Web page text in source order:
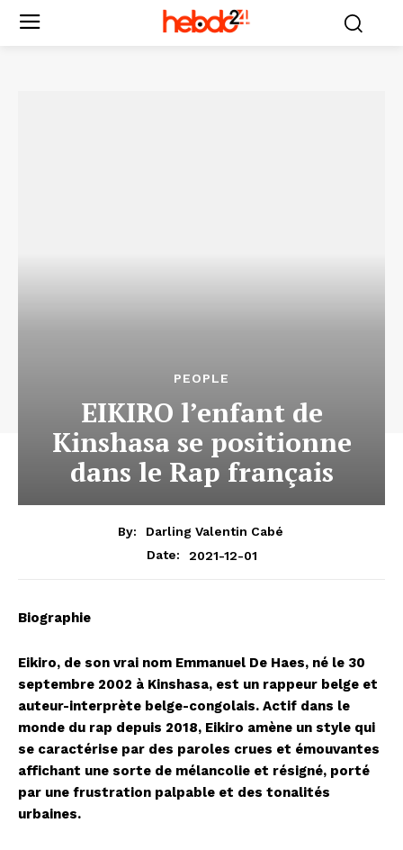
PEOPLE
EIKIRO l’enfant de
Kinshasa se positionne
dans le Rap français
By:
Darling Valentin Cabé
Date:
2021-12-01
Biographie
Eikiro, de son vrai nom Emmanuel De Haes, né le 30
septembre 2002 à Kinshasa, est un rappeur belge et
auteur-interprète belge-congolais. Actif dans le
monde du rap depuis 2018, Eikiro amène un style qui
se caractérise par des paroles crues et émouvantes
affichant une sorte de mélancolie et résigné, porté
par une frustration palpable et des tonalités
urbaines.